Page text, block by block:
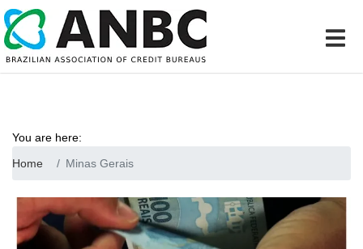
You are here:
Home
Minas Gerais